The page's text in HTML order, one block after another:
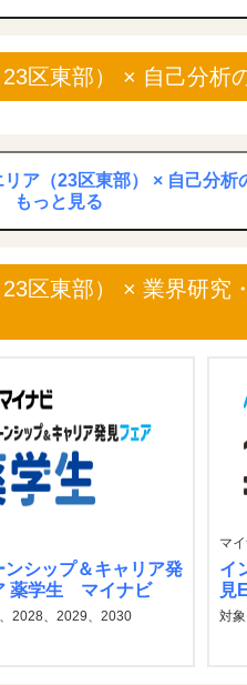
区東部） × 自己分析
ア（23区東部） × 自己分析
もっと見る
区東部） × 業界研究
ンシップ＆キャリア発
薬学生 マイナビ
2028、2029、2030
マ
イ
見
対